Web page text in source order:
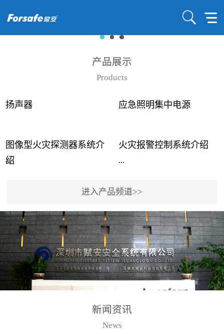
产品展示
Products
扬声器 应急照明集中电源
图像型火灾探测器系统介
绍
...
事故频发，传统的火灾探
测方法已无法满足要求。
尤其是目前众多的大型影
剧院、会议展览中心、体
育馆、大型仓库和隧道空
间等，其建筑结构特殊、
火灾隐患多。一旦发生火
火灾报警控制系统介绍
...
用了具有仲裁机制和冗余
校验的总线传输技术、线
路状态检测与保护技术、
后向光电感烟探测技术、
高可靠的系统抗干扰技术
等多项专利技术和专有技
警领域三十多年技术积累
和工程实践的结晶。
进入产品频道>>
新闻资讯
News